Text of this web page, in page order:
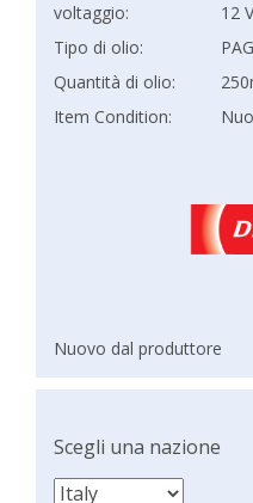
voltaggio:
12 V
Tipo di olio:
Quantità di olio:
Item Condition:
Nuovo dal produttore
Scegli una nazione